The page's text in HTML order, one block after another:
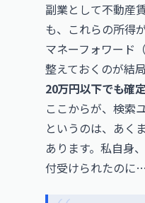
副業として不動産
も、これらの所得
マネーフォワード（
整えておくのが結
20万円以下でも確
ここからが、検索
というのは、あく
あります。私自身
付受けられたのに